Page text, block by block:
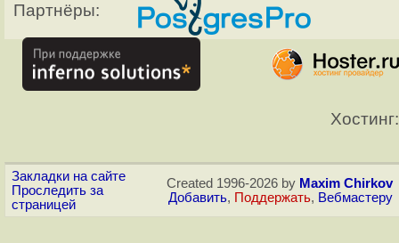
Партнёры:
Хостинг:
Закладки на сайте
Проследить за
страницей
Created 1996-2026 by Maxim Chirkov
Добавить, Поддержать, Вебмастеру